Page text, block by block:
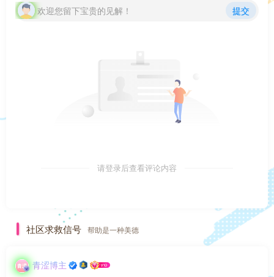
欢迎您留下宝贵的见解！ 提交
请登录后查看评论内容
社区求救信号 帮助是一种美德
青涩博主